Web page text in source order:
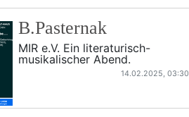
B.Pasternak
MIR e.V. Ein literaturisch-
musikalischer Abend.
14.02.2025, 03:30